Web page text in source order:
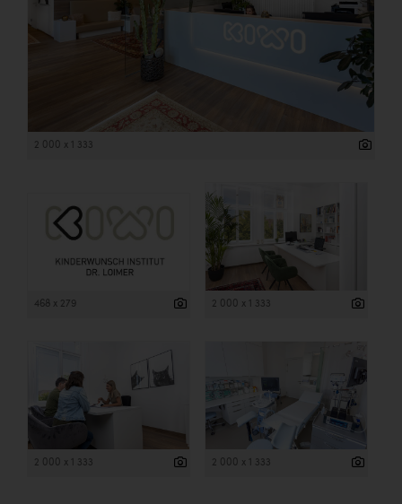
2 000 x 1 333
468 x 279 2 000 x 1 333
2 000 x 1 333 2 000 x 1 333